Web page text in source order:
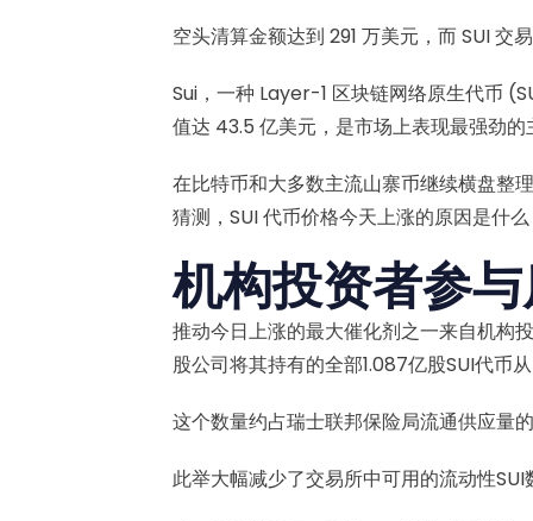
空头清算金额达到 291 万美元，而 SUI 交
Sui，一种 Layer-1 区块链网络原生代币
值达 43.5 亿美元，是市场上表现最强劲
在比特币和大多数主流山寨币继续横盘整
猜测，SUI 代币价格今天上涨的原因是什
机构投资者参
推动今日上涨的最大催化剂之一来自机构
股公司将其持有的全部1.087亿股SUI代币
这个数量约占瑞士联邦保险局流通供应量
此举大幅减少了交易所中可用的流动性